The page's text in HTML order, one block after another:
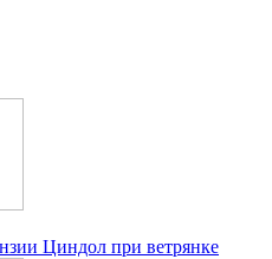
Циндол при ветрянке